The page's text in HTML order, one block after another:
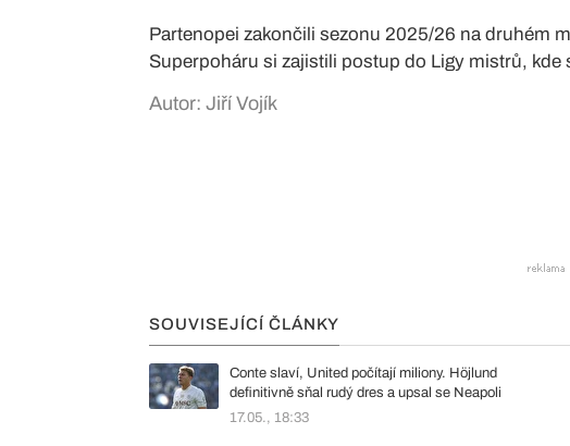
Partenopei zakončili sezonu 2025/26 na druhém
Superpoháru si zajistili postup do Ligy mistrů, kde
Autor: Jiří Vojík
SOUVISEJÍCÍ ČLÁNKY
Conte slaví, United počítají miliony. Höjlund
definitivně sňal rudý dres a upsal se Neapoli
17.05., 18:33